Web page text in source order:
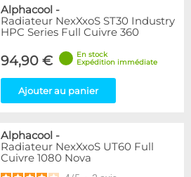
Alphacool -
Radiateur NexXxoS ST30 Industry
HPC Series Full Cuivre 360
94,90 €
En stock
Expédition immédiate
Ajouter au panier
Alphacool -
Radiateur NexXxoS UT60 Full
Cuivre 1080 Nova